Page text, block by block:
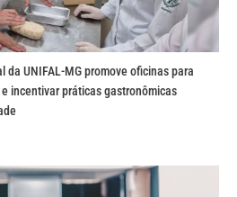
da UNIFAL-MG promove oficinas para
incentivar práticas gastronômicas